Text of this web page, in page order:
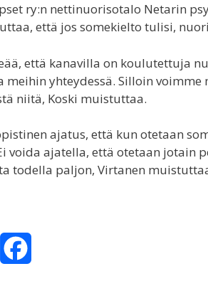
ry:n nettinuorisotalo Netarin
että jos somekielto tulisi,
että kanavilla on koulutettuja
meihin yhteydessä. Silloin
niitä, Koski muistuttaa.
ajatus, että kun otetaan
voida ajatella, että otetaan jotain
todella paljon, Virtanen